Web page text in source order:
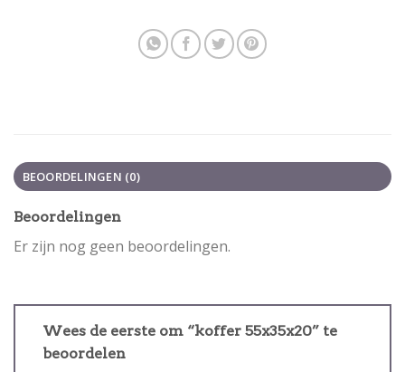
BEOORDELINGEN (0)
Beoordelingen
Er zijn nog geen beoordelingen.
Wees de eerste om “koffer 55x35x20” te
beoordelen